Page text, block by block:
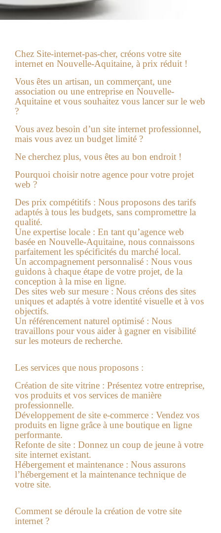
Chez Site-internet-pas-cher, créons votre site
internet en Nouvelle-Aquitaine, à prix réduit !
Vous êtes un artisan, un commerçant, une
association ou une entreprise en Nouvelle-
Aquitaine et vous souhaitez vous lancer sur le web
?
Vous avez besoin d’un site internet professionnel,
mais vous avez un budget limité ?
Ne cherchez plus, vous êtes au bon endroit !
Pourquoi choisir notre agence pour votre projet
web ?
Des prix compétitifs : Nous proposons des tarifs
adaptés à tous les budgets, sans compromettre la
qualité.
Une expertise locale : En tant qu’agence web
basée en Nouvelle-Aquitaine, nous connaissons
parfaitement les spécificités du marché local.
Un accompagnement personnalisé : Nous vous
guidons à chaque étape de votre projet, de la
conception à la mise en ligne.
Des sites web sur mesure : Nous créons des sites
uniques et adaptés à votre identité visuelle et à vos
objectifs.
Un référencement naturel optimisé : Nous
travaillons pour vous aider à gagner en visibilité
sur les moteurs de recherche.
Les services que nous proposons :
Création de site vitrine : Présentez votre entreprise,
vos produits et vos services de manière
professionnelle.
Développement de site e-commerce : Vendez vos
produits en ligne grâce à une boutique en ligne
performante.
Refonte de site : Donnez un coup de jeune à votre
site internet existant.
Hébergement et maintenance : Nous assurons
l’hébergement et la maintenance technique de
votre site.
Comment se déroule la création de votre site
internet ?